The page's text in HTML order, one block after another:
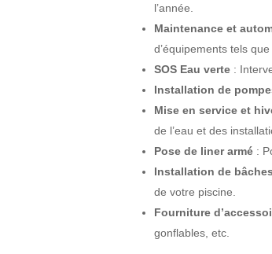
l’année.
Maintenance et
d’équipements tels
SOS Eau verte :
Installation de
Mise en service et
de l’eau et des
Pose de liner armé :
Installation de
de votre piscine.
Fourniture
gonflables, etc.